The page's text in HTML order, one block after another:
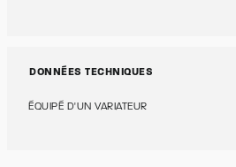
DONNÉES TECHNIQUES
ÉQUIPÉ D'UN VARIATEUR